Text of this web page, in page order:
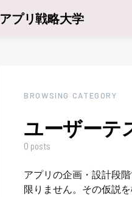
アプリ戦略大学
BROWSING CATEGORY
ユーザーテ
0 posts
アプリの企画・設計段
限りません。その仮説